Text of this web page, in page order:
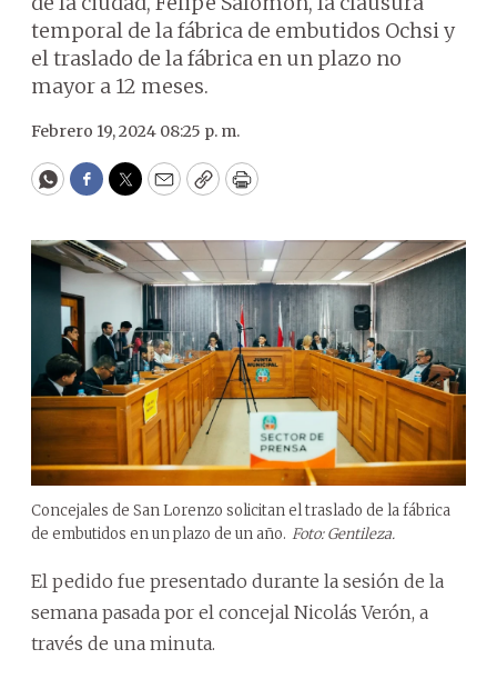
temporal de la fábrica de embutidos Ochsi y
el traslado de la fábrica en un plazo no
mayor a 12 meses.
Febrero 19, 2024 08:25 p. m.
WhatsApp
Facebook
Twitter
EmailCopyPrint
Concejales de San Lorenzo solicitan el traslado de la fábrica
de embutidos en un plazo de un año. Foto: Gentileza.
El pedido fue presentado durante la sesión de la
semana pasada por el concejal Nicolás Verón, a
través de una minuta.